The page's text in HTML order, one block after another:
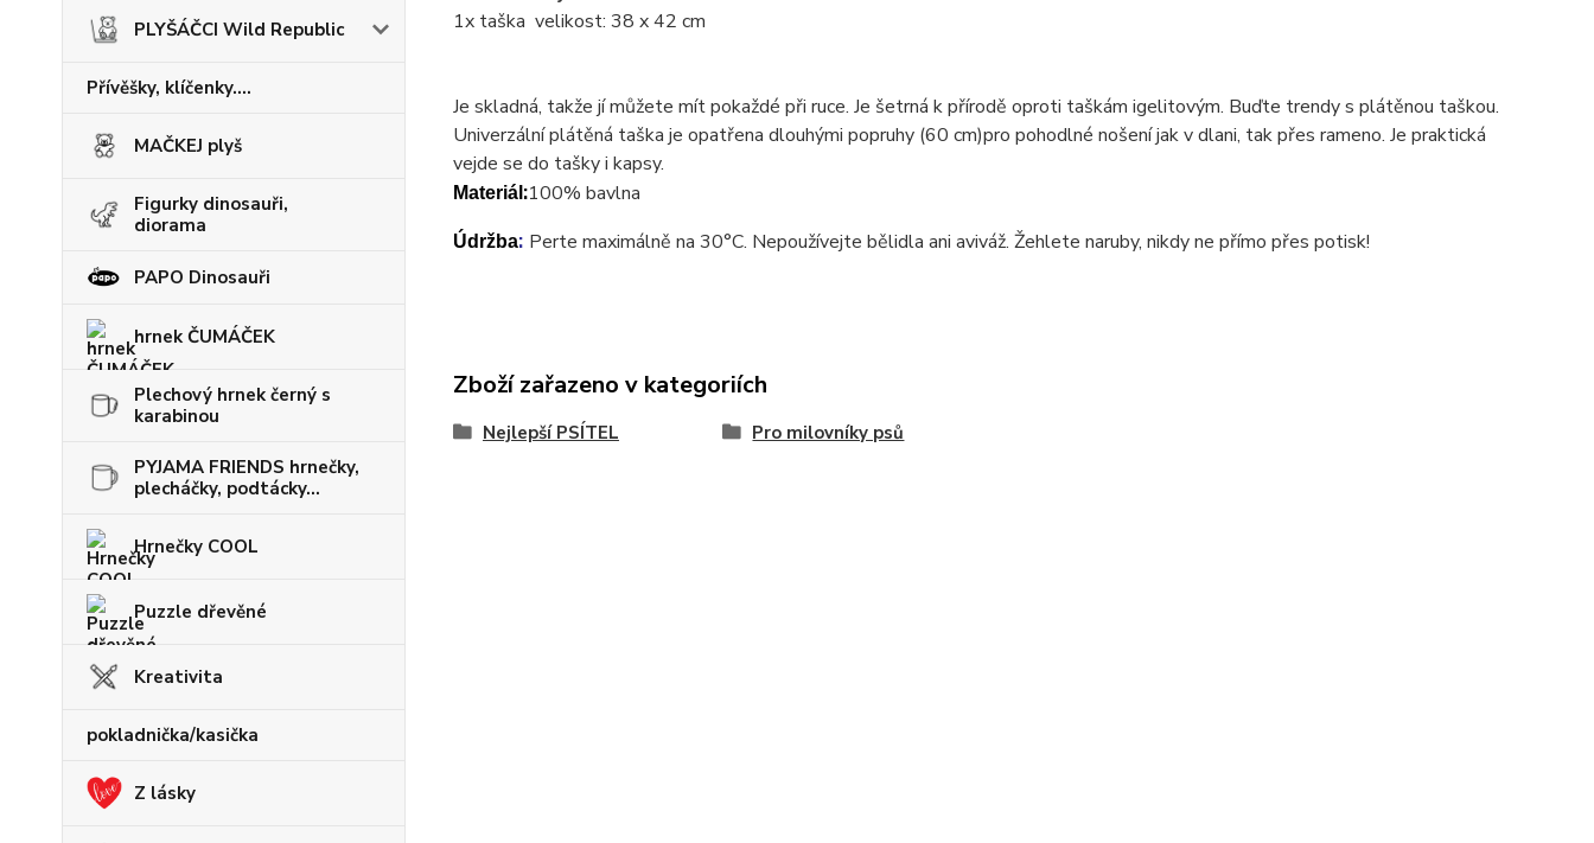
PLYŠÁČCI Wild Republic
Přívěšky, klíčenky....
MAČKEJ plyš
Figurky dinosauři,
diorama
PAPO Dinosauři
hrnek ČUMÁČEK
Plechový hrnek černý s
karabinou
PYJAMA FRIENDS hrnečky,
plecháčky, podtácky...
Hrnečky COOL
Puzzle dřevěné
Kreativita
pokladnička/kasička
Z lásky
1x taška velikost: 38 x 42 cm
Je skladná, takže jí můžete mít pokaždé při ruce. Je šetrná k přírodě oproti taškám igelitovým. Buďte trendy s plátěnou taškou.
Univerzální plátěná taška je opatřena dlouhými popruhy (60 cm)pro pohodlné nošení jak v dlani, tak přes rameno. Je praktická
vejde se do tašky i kapsy.
Materiál :100% bavlna
Údržba: Perte maximálně na 30°C. Nepoužívejte bělidla ani aviváž. Žehlete naruby, nikdy ne přímo přes potisk!
Zboží zařazeno v kategoriích
Nejlepší PSÍTEL Pro milovníky psů